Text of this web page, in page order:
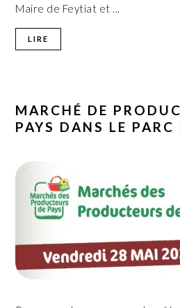
Maire de Feytiat et ...
LIRE
MARCHÉ DE
PAYS DANS LE